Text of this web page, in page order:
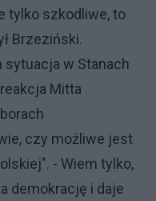
tylko szkodliwe, to
Brzeziński.
sytuacja w Stanach
Mitta
czy możliwe jest
- Wiem tylko,
demokrację i daje